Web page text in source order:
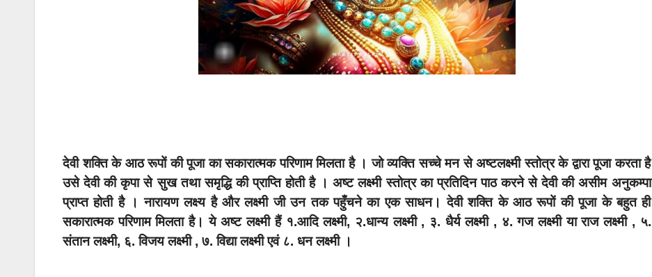
देवी शक्ति के आठ रूपों की पूजा का सकारात्मक परिणाम मिलता है । जो व्यक्ति सच्चे मन से अष्टलक्ष्मी स्तोत्र के द्वारा पूजा करता है
उसे देवी की कृपा से सुख तथा समृद्धि की प्राप्ति होती है । अष्ट लक्ष्मी स्तोत्र का प्रतिदिन पाठ करने से देवी की असीम अनुकम्पा
प्राप्त होती है । नारायण लक्ष्य है और लक्ष्मी जी उन तक पहुँचने का एक साधन। देवी शक्ति के आठ रूपों की पूजा के बहुत ही
सकारात्मक परिणाम मिलता है। ये अष्ट लक्ष्मी हैं १.आदि लक्ष्मी, २.धान्य लक्ष्मी , ३. धैर्य लक्ष्मी , ४. गज लक्ष्मी या राज लक्ष्मी , ५.
संतान लक्ष्मी, ६. विजय लक्ष्मी , ७. विद्या लक्ष्मी एवं ८. धन लक्ष्मी ।